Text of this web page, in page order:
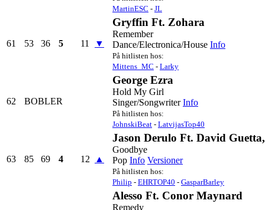
MartinESC - JL
61 53 36 5 11 ▼
Gryffin Ft. Zohara
Remember
Dance/Electronica/House Info
På hitlisten hos:
Mittens_MC - Larky
62 BOBLER
George Ezra
Hold My Girl
Singer/Songwriter Info
På hitlisten hos:
JohnskiBeat - LatvijasTop40
63 85 69 4 12 ▲
Jason Derulo Ft. David
Goodbye
Pop Info Versioner
På hitlisten hos:
Philip - EHRTOP40 - GasparBarley
Alesso Ft. Conor Maynard
Remedy